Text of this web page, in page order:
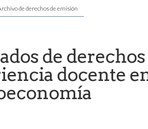
de derechos de emisión
de
docente